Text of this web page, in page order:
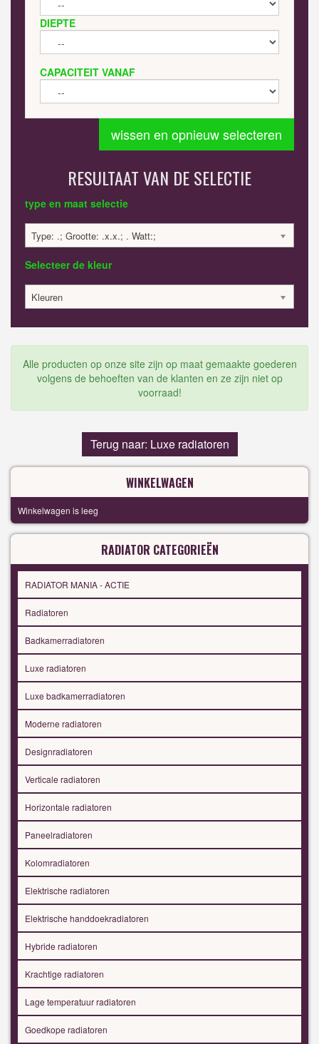
DIEPTE
CAPACITEIT VANAF
wissen en opnieuw selecteren
RESULTAAT VAN DE SELECTIE
type en maat selectie
Type: .; Grootte: .x.x.; . Watt:;
Selecteer de kleur
Kleuren
Alle producten op onze site zijn op maat gemaakte goederen
volgens de behoeften van de klanten en ze zijn niet op
voorraad!
Terug naar: Luxe radiatoren
WINKELWAGEN
Winkelwagen is leeg
RADIATOR CATEGORIEËN
RADIATOR MANIA - ACTIE
Radiatoren
Badkamerradiatoren
Luxe radiatoren
Luxe badkamerradiatoren
Moderne radiatoren
Designradiatoren
Verticale radiatoren
Horizontale radiatoren
Paneelradiatoren
Kolomradiatoren
Elektrische radiatoren
Elektrische handdoekradiatoren
Hybride radiatoren
Krachtige radiatoren
Lage temperatuur radiatoren
Goedkope radiatoren